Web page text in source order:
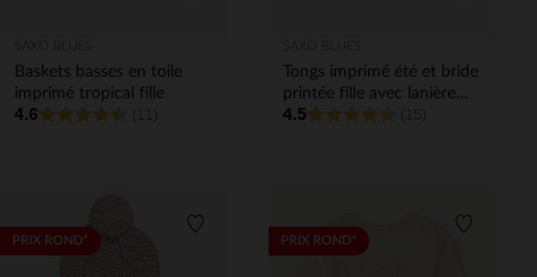
Baskets basses en toile
imprimé tropical fille
4.6
Tongs imprimé été et bride
printée fille avec lanière
selon l'âge
4.5
PRIX ROND* Liste de souhaits
PRIX ROND*